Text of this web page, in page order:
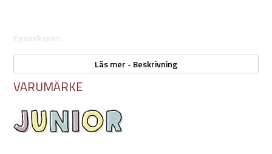
Egenskaper:
Bredd: 10mm
6-pack
Med säkerhetslås som knäpper upp om valpen fastnar
Tillverkade i slitstark nylon
Färgmix 1 -
Läs mer - Beskrivning
VARUMÄRKE